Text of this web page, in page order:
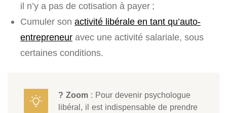
il n’y a pas de cotisation à payer ;
Cumuler son activité libérale en tant qu’auto-
entrepreneur avec une activité salariale, sous
certaines conditions.
? Zoom : Pour devenir psychologue
libéral, il est indispensable de prendre